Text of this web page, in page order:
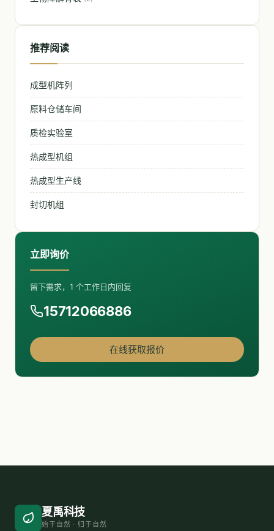
推荐阅读
成型机阵列
原料仓储车间
质检实验室
热成型机组
热成型生产线
封切机组
立即询价
留下需求，1 个工作日内回复
15712066886
在线获取报价
夏禹科技
始于自然 · 归于自然